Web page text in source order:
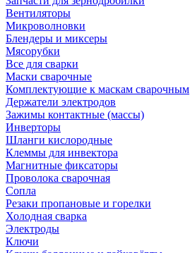
Вентиляторы
Микроволновки
Блендеры и миксеры
Мясорубки
Все для сварки
Маски сварочные
Комплектующие к маскам сварочным
Держатели электродов
Зажимы контактные (массы)
Инверторы
Шланги кислородные
Клеммы для инвектора
Магнитные фиксаторы
Проволока сварочная
Сопла
Резаки пропановые и горелки
Холодная сварка
Электроды
Ключи